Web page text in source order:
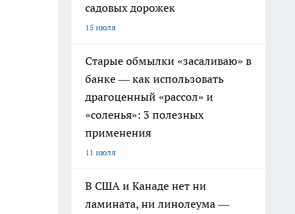
садовых дорожек
15 июля
Старые обмылки «засаливаю» в
банке — как использовать
драгоценный «рассол» и
«соленья»: 3 полезных
применения
11 июля
В США и Канаде нет ни
ламината, ни линолеума —